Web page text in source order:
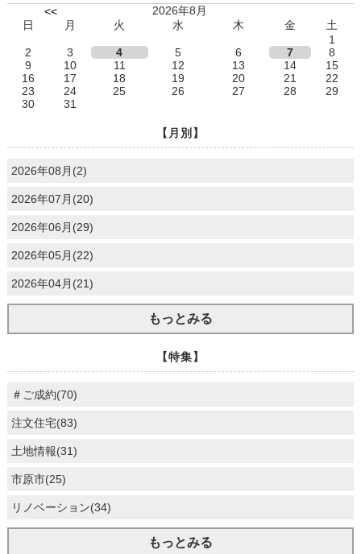
<<
2026年8月
日
月 火 水 木 金
土
1
2
3 4 5 6 7
8
9
10 11 12 13 14
15
16
17 18 19 20 21
22
23
24 25 26 27 28
29
30
31
【月別】
2026年08月(2)
2026年07月(20)
2026年06月(29)
2026年05月(22)
2026年04月(21)
もっとみる
【特集】
＃ご成約(70)
注文住宅(83)
土地情報(31)
市原市(25)
リノベーション(34)
もっとみる